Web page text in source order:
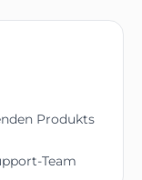
Produkts
Team